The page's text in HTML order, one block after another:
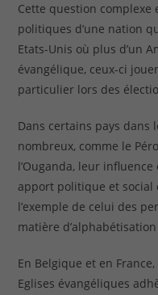
Cette question complexe
politiques d’une nation
Etats-Unis où plus d’un
évangélique, ceux-ci
particulier lors des
Dans certains pays dans
nombreux, comme le
l’Ouganda, leur
apport politique et
l’exemple de celui des
matière
En Belgique et en
Eglises évangéliques